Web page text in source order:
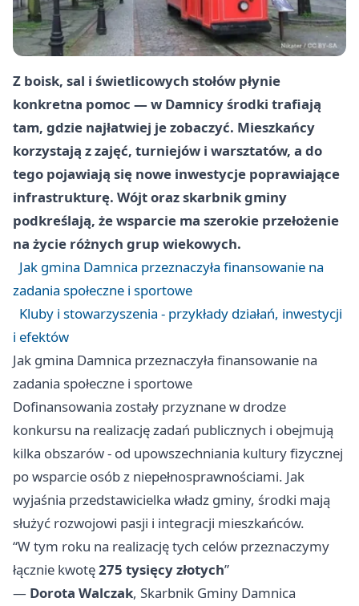
Z boisk, sal i świetlicowych stołów płynie
konkretna pomoc — w Damnicy środki trafiają
tam, gdzie najłatwiej je zobaczyć. Mieszkańcy
korzystają z zajęć, turniejów i warsztatów, a do
tego pojawiają się nowe inwestycje poprawiające
infrastrukturę. Wójt oraz skarbnik gminy
podkreślają, że wsparcie ma szerokie przełożenie
na życie różnych grup wiekowych.
Jak gmina Damnica przeznaczyła finansowanie na
zadania społeczne i sportowe
Kluby i stowarzyszenia - przykłady działań, inwestycji
i efektów
Jak gmina Damnica przeznaczyła finansowanie na
zadania społeczne i sportowe
Dofinansowania zostały przyznane w drodze
konkursu na realizację zadań publicznych i obejmują
kilka obszarów - od upowszechniania kultury fizycznej
po wsparcie osób z niepełnosprawnościami. Jak
wyjaśnia przedstawicielka władz gminy, środki mają
służyć rozwojowi pasji i integracji mieszkańców.
“W tym roku na realizację tych celów przeznaczymy
łącznie kwotę275 tysięcy złotych”
— Dorota Walczak, Skarbnik Gminy Damnica